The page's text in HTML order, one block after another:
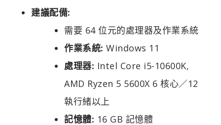
建議配備:
需要 64 位元的處理器及作業系統
作業系統: Windows 11
處理器: Intel Core i5-10600K,
AMD Ryzen 5 5600X 6 核心／12
執行緒以上
記憶體: 16 GB 記憶體